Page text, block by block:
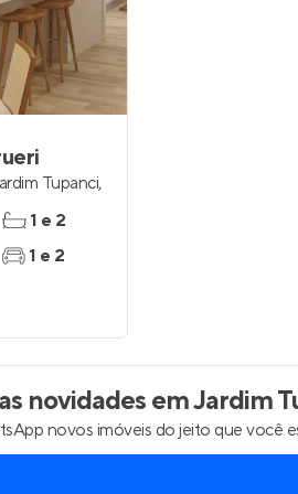
Entrar no Painel de
Tupanci,
1 e 2
1 e 2
novidadesem Jardim
novos imóveis do jeito que você